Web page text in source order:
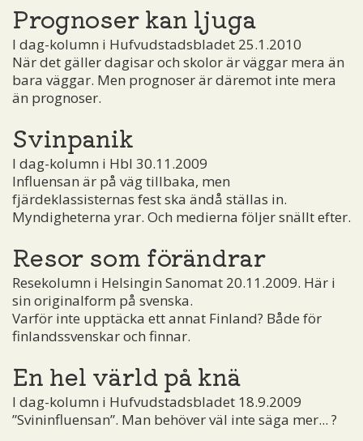
Prognoser kan ljuga
I dag-kolumn i Hufvudstadsbladet 25.1.2010
När det gäller dagisar och skolor är väggar mera än
bara väggar. Men prognoser är däremot inte mera
än prognoser.
Svinpanik
I dag-kolumn i Hbl 30.11.2009
Influensan är på väg tillbaka, men
fjärdeklassisternas fest ska ändå ställas in.
Myndigheterna yrar. Och medierna följer snällt efter.
Resor som förändrar
Resekolumn i Helsingin Sanomat 20.11.2009. Här i
sin originalform på svenska.
Varför inte upptäcka ett annat Finland? Både för
finlandssvenskar och finnar.
En hel värld på knä
I dag-kolumn i Hufvudstadsbladet 18.9.2009
”Svininfluensan”. Man behöver väl inte säga mer... ?